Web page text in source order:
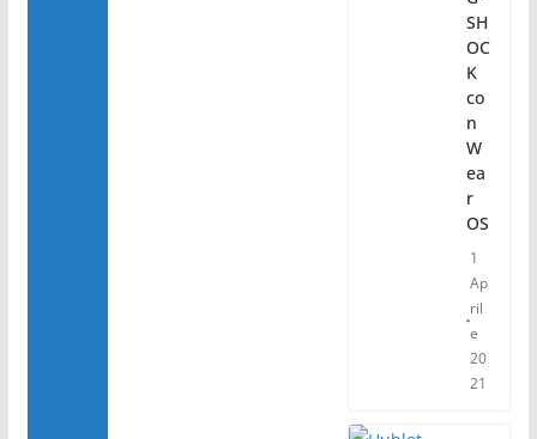
SH
OC
K
co
n
W
ea
r
OS
1
Ap
ril
e
20
21